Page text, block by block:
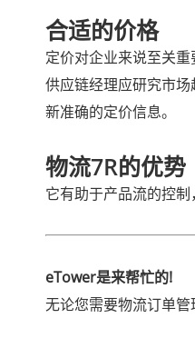
合适的价格
定价对企业来说至关重
供应链经理应研究市
新准确的定价信息。
物流7R的优势
它有助于产品流的控
eTower是来帮忙的!
无论您需要物流订单